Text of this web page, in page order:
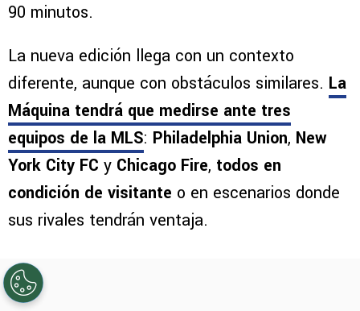
90 minutos.
La nueva edición llega con un contexto
diferente, aunque con obstáculos similares. La
Máquina tendrá que medirse ante tres
equipos de la MLS: Philadelphia Union, New
York City FC y Chicago Fire, todos en
condición de visitante o en escenarios donde
sus rivales tendrán ventaja.